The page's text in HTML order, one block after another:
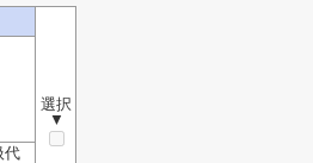
選択
▼
代